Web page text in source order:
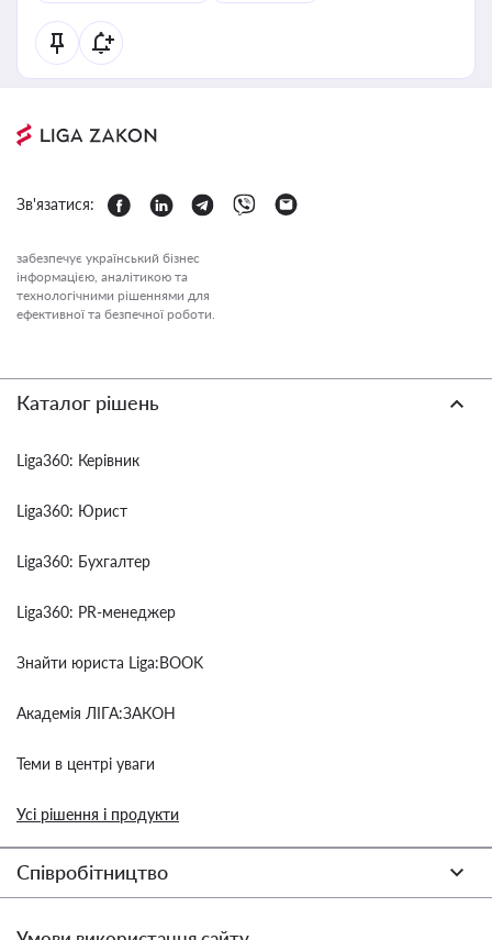
Зв'язатися:
забезпечує український бізнес
інформацією, аналітикою та
технологічними рішеннями для
ефективної та безпечної роботи.
Каталог рішень
Liga360: Керівник
Liga360: Юрист
Liga360: Бухгалтер
Liga360: PR-менеджер
Знайти юриста Liga:BOOK
Академія ЛІГА:ЗАКОН
Теми в центрі уваги
Усі рішення і продукти
Співробітництво